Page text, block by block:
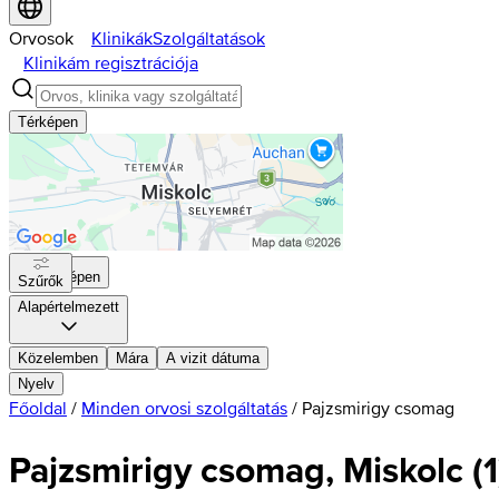
Orvosok KlinikákSzolgáltatások
Klinikám regisztrációja
Térképen
Térképen
Szűrők
Alapértelmezett
Közelemben Mára
A vizit dátuma
Nyelv
Főoldal / Minden orvosi szolgáltatás / Pajzsmirigy csomag
Pajzsmirigy csomag, Miskolc (1